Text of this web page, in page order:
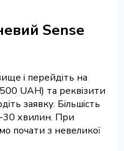
Sense
і перейдіть на
UAH) та реквізити
заявку. Більшість
30 хвилин. При
почати з невеликої